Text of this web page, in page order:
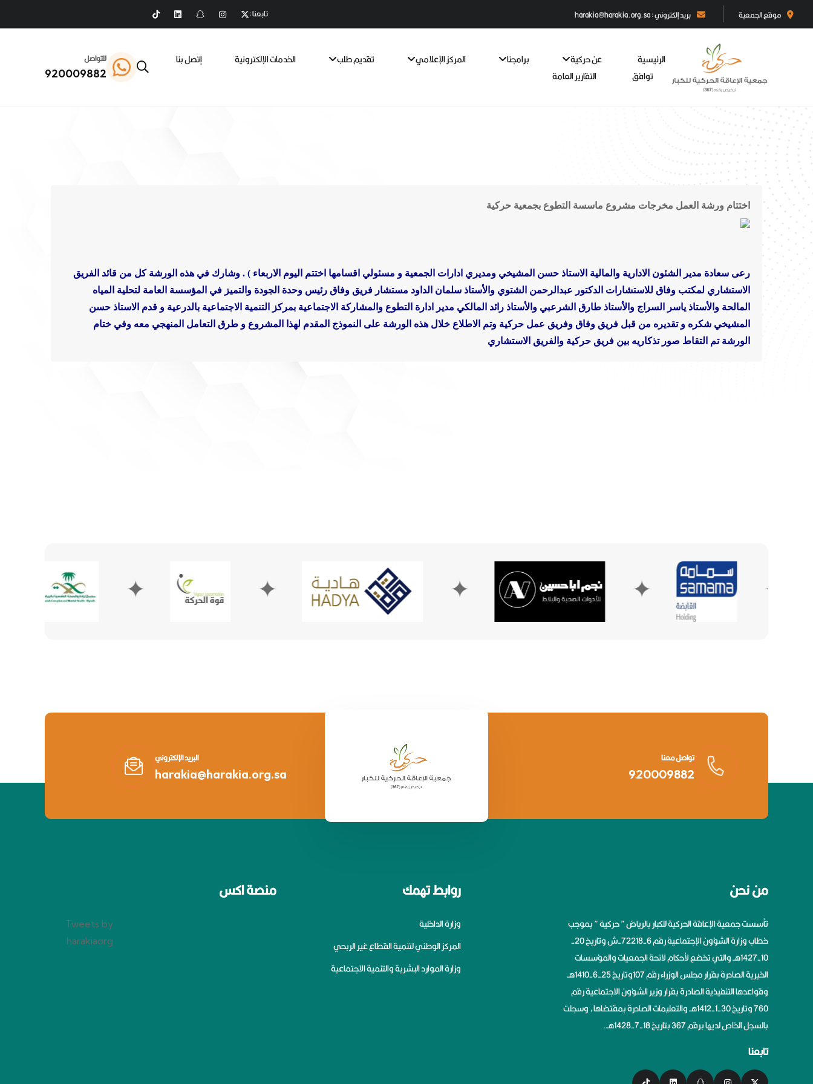
موقع الجمعية بريد إلكتروني : harakia@harakia.org.sa تابعنا :
الرئيسية عن حركية برامجنا المركز الإعلامي تقديم طلب الخدمات الإلكترونية
إتصل بنا
توافق
التقارير العامة
للتواصل
920009882
اختتام ورشة العمل مخرجات مشروع ماسسة التطوع بجمعية حركية
رعى سعادة مدير الشئون الادارية والمالية الاستاذ حسن المشيخي ومديري ادارات الجمعية و مسئولي اقسامها اختتم اليوم الاربعاء ) . وشارك في هذه الورشة كل من قائد الفريق
الاستشاري لمكتب وفاق للاستشارات الدكتور عبدالرحمن الشتوي والأستاذ سلمان الداود مستشار فريق وفاق رئيس وحدة الجودة والتميز في المؤسسة العامة لتحلية المياه
المالحة والأستاذ ياسر السراج والأستاذ طارق الشرعبي والأستاذ رائد المالكي مدير ادارة التطوع والمشاركة الاجتماعية بمركز التنمية الاجتماعية بالدرعية و قدم الاستاذ حسن
المشيخي شكره و تقديره من قبل فريق وفاق وفريق عمل حركية وتم الاطلاع خلال هذه الورشة على النموذج المقدم لهذا المشروع و طرق التعامل المنهجي معه وفي ختام
الورشة تم التقاط صور تذكاريه بين فريق حركية والفريق الاستشاري
✦ ✦ ✦ ✦ ✦
تواصل معنا
920009882
البريد الإلكتروني
harakia@harakia.org.sa
من نحن
تأسست جمعية الإعاقة الحركية للكبار بالرياض ” حركية ” بموجب
خطاب وزارة الشؤون الإجتماعية رقم 6-72218-ش وتاريخ 20-
10-1427هــ والتي تخضع لأحكام لائحة الجمعيات والمؤسسات
الخيرية الصادرة بقرار مجلس الوزراء رقم 107وتاريخ 25-6-1410هــ
وقواعدها التنفيذية الصادرة بقرار وزير الشؤون الاجتماعية رقم
760 وتاريخ 30-1-1412هــ والتعليمات الصادرة بمقتضاها، وسجلت
بالسجل الخاص لديها برقم 367 بتاريخ 18-7-1428هــ.
تابعنا
روابط تهمك
وزارة الداخلية
المركز الوطني لتنمية القطاع غير الربحي
وزارة الموارد البشرية والتنمية الاجتماعية
منصة اكس
Tweets by
harakiaorg